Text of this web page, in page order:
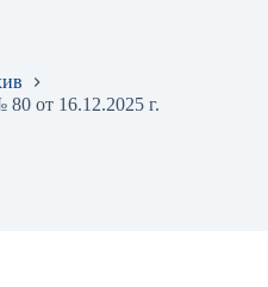
от 16.12.2025 г.